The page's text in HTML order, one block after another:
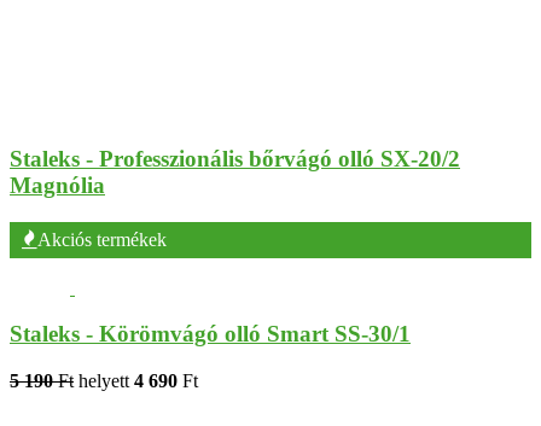
Staleks - Professzionális bőrvágó olló SX-20/2
Magnólia
Akciós termékek
Staleks - Körömvágó olló Smart SS-30/1
5 190 Ft helyett 4 690 Ft